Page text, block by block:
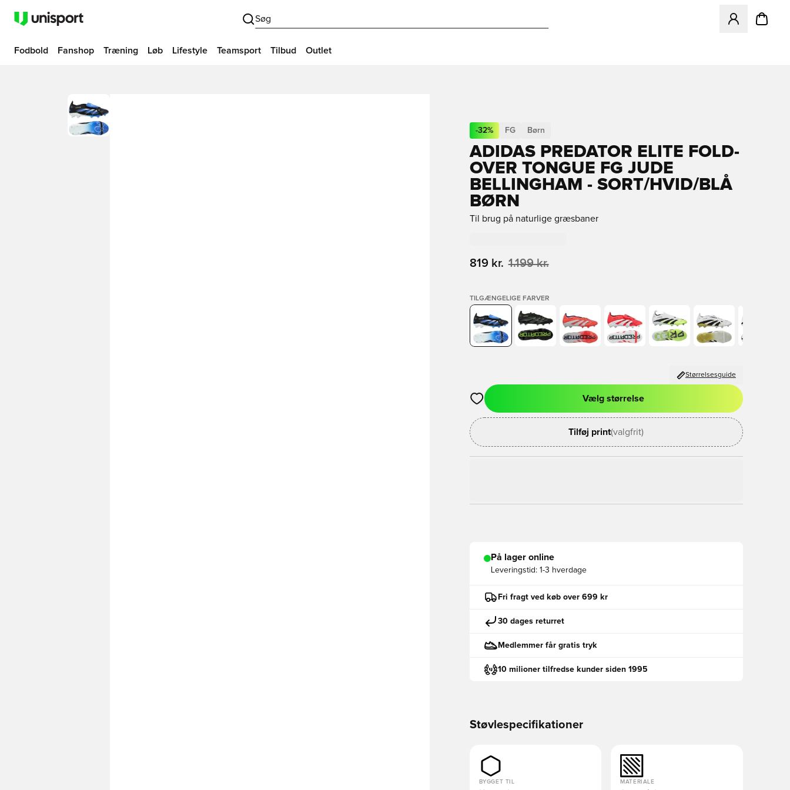
Søg
Åbner en
Fodbold Fanshop Træning Løb Lifestyle Teamsport Tilbud Outlet
-32% FG Børn
ADIDAS PREDATOR ELITE FOLD-
OVER TONGUE FG JUDE
BELLINGHAM - SORT/HVID/BLÅ
BØRN
Til brug på naturlige græsbaner
819 kr. 1.199 kr.
TILGÆNGELIGE FARVER
Størrelsesguide
Åbner en Modal til at logge ind eller tilmelde dig som medlem
Vælg størrelse
Tilføj print(valgfrit)
På lager online
Leveringstid: 1-3 hverdage
Fri fragt ved køb over 699 kr
30 dages returret
Medlemmer får gratis tryk
10 milioner tilfredse kunder siden 1995
Støvlespecifikationer
BYGGET TIL MATERIALE